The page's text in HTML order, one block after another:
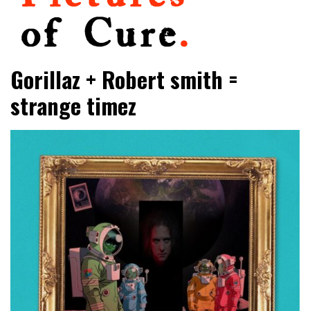
Pictures of Cure
Gorillaz + Robert smith =
strange timez